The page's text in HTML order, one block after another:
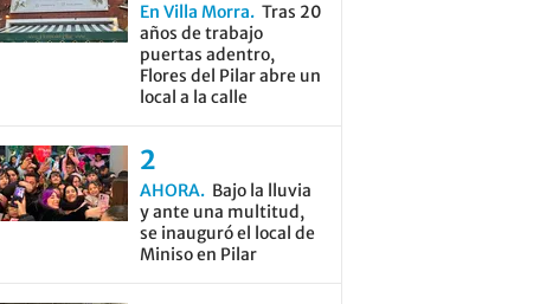
En Villa Morra
Tras 20
años de trabajo
puertas adentro,
Flores del Pilar abre un
local a la calle
AHORA
Bajo la lluvia
y ante una multitud,
se inauguró el local de
Miniso en Pilar